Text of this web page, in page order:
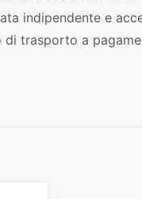
indipendente e
di trasporto a